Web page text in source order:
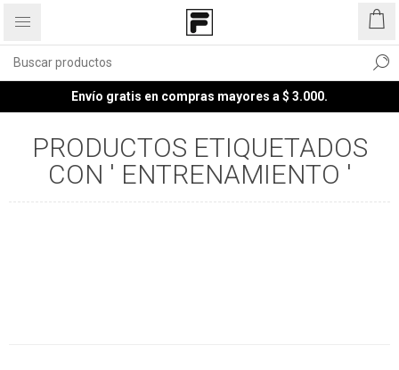
Envío gratis en compras mayores a $ 3.000.
PRODUCTOS ETIQUETADOS
CON ' ENTRENAMIENTO '